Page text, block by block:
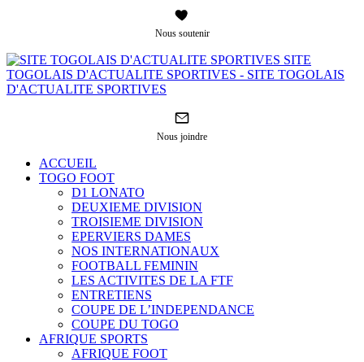
Nous soutenir
SITE
TOGOLAIS D'ACTUALITE SPORTIVES - SITE TOGOLAIS
D'ACTUALITE SPORTIVES
Nous joindre
ACCUEIL
TOGO FOOT
D1 LONATO
DEUXIEME DIVISION
TROISIEME DIVISION
EPERVIERS DAMES
NOS INTERNATIONAUX
FOOTBALL FEMININ
LES ACTIVITES DE LA FTF
ENTRETIENS
COUPE DE L’INDEPENDANCE
COUPE DU TOGO
AFRIQUE SPORTS
AFRIQUE FOOT